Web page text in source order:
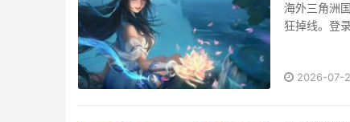
海外三角洲
狂掉线。登
际服账号、
2026-07-